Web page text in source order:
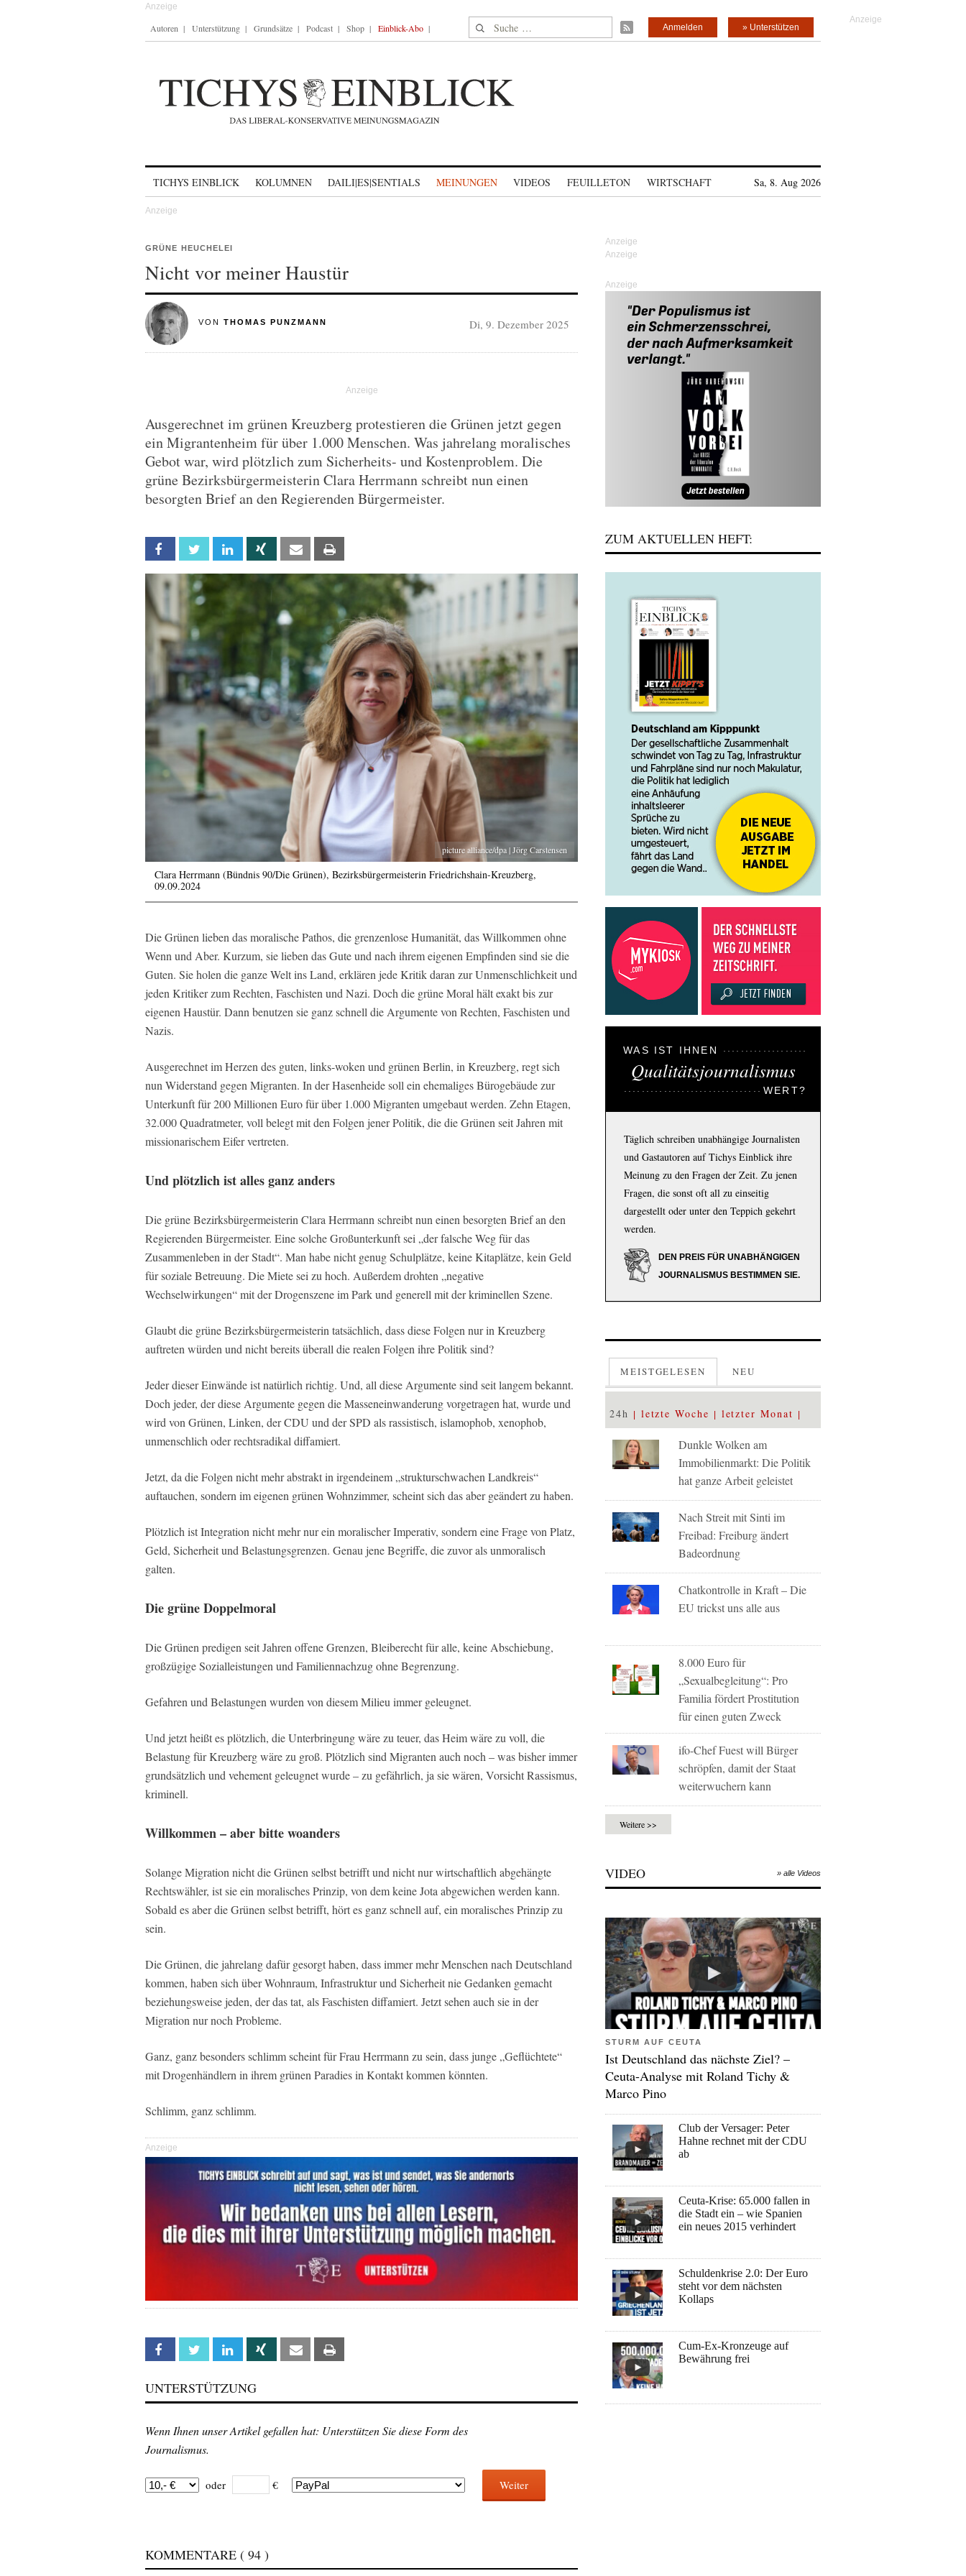
Autoren Unterstützung Grundsätze Podcast Shop Einblick-Abo Suche nach: » Unterstützen
Anmelden
TICHYS EINBLICK KOLUMNEN DAILI|ES|SENTIALS MEINUNGEN VIDEOS FEUILLETON WIRTSCHAFT Sa, 8. Aug 2026
GRÜNE HEUCHELEI
Nicht vor meiner Haustür
VON THOMAS PUNZMANN Di, 9. Dezember 2025
Ausgerechnet im grünen Kreuzberg protestieren die Grünen jetzt gegen
ein Migrantenheim für über 1.000 Menschen. Was jahrelang moralisches
Gebot war, wird plötzlich zum Sicherheits- und Kostenproblem. Die
grüne Bezirksbürgermeisterin Clara Herrmann schreibt nun einen
besorgten Brief an den Regierenden Bürgermeister.
Facebook Twitter Linkedin Xing Email
picture alliance/dpa | Jörg Carstensen
Clara Herrmann (Bündnis 90/Die Grünen), Bezirksbürgermeisterin Friedrichshain-Kreuzberg,
09.09.2024
Die Grünen lieben das moralische Pathos, die grenzenlose Humanität, das Willkommen ohne
Wenn und Aber. Kurzum, sie lieben das Gute und nach ihrem eigenen Empfinden sind sie die
Guten. Sie holen die ganze Welt ins Land, erklären jede Kritik daran zur Unmenschlichkeit und
jeden Kritiker zum Rechten, Faschisten und Nazi. Doch die grüne Moral hält exakt bis zur
eigenen Haustür. Dann benutzen sie ganz schnell die Argumente von Rechten, Faschisten und
Nazis.
Ausgerechnet im Herzen des guten, links-woken und grünen Berlin, in Kreuzberg, regt sich
nun Widerstand gegen Migranten. In der Hasenheide soll ein ehemaliges Bürogebäude zur
Unterkunft für 200 Millionen Euro für über 1.000 Migranten umgebaut werden. Zehn Etagen,
32.000 Quadratmeter, voll belegt mit den Folgen jener Politik, die die Grünen seit Jahren mit
missionarischem Eifer vertreten.
Und plötzlich ist alles ganz anders
Die grüne Bezirksbürgermeisterin Clara Herrmann schreibt nun einen besorgten Brief an den
Regierenden Bürgermeister. Eine solche Großunterkunft sei „der falsche Weg für das
Zusammenleben in der Stadt“. Man habe nicht genug Schulplätze, keine Kitaplätze, kein Geld
für soziale Betreuung. Die Miete sei zu hoch. Außerdem drohten „negative
Wechselwirkungen“ mit der Drogenszene im Park und generell mit der kriminellen Szene.
Glaubt die grüne Bezirksbürgermeisterin tatsächlich, dass diese Folgen nur in Kreuzberg
auftreten würden und nicht bereits überall die realen Folgen ihre Politik sind?
Jeder dieser Einwände ist natürlich richtig. Und, all diese Argumente sind seit langem bekannt.
Doch jeder, der diese Argumente gegen die Masseneinwanderung vorgetragen hat, wurde und
wird von Grünen, Linken, der CDU und der SPD als rassistisch, islamophob, xenophob,
unmenschlich oder rechtsradikal diffamiert.
Jetzt, da die Folgen nicht mehr abstrakt in irgendeinem „strukturschwachen Landkreis“
auftauchen, sondern im eigenen grünen Wohnzimmer, scheint sich das aber geändert zu haben.
Plötzlich ist Integration nicht mehr nur ein moralischer Imperativ, sondern eine Frage von Platz,
Geld, Sicherheit und Belastungsgrenzen. Genau jene Begriffe, die zuvor als unmoralisch
galten.
Die grüne Doppelmoral
Die Grünen predigen seit Jahren offene Grenzen, Bleiberecht für alle, keine Abschiebung,
großzügige Sozialleistungen und Familiennachzug ohne Begrenzung.
Gefahren und Belastungen wurden von diesem Milieu immer geleugnet.
Und jetzt heißt es plötzlich, die Unterbringung wäre zu teuer, das Heim wäre zu voll, die
Belastung für Kreuzberg wäre zu groß. Plötzlich sind Migranten auch noch – was bisher immer
grundsätzlich und vehement geleugnet wurde – zu gefährlich, ja sie wären, Vorsicht Rassismus,
kriminell.
Willkommen – aber bitte woanders
Solange Migration nicht die Grünen selbst betrifft und nicht nur wirtschaftlich abgehängte
Rechtswähler, ist sie ein moralisches Prinzip, von dem keine Jota abgewichen werden kann.
Sobald es aber die Grünen selbst betrifft, hört es ganz schnell auf, ein moralisches Prinzip zu
sein.
Die Grünen, die jahrelang dafür gesorgt haben, dass immer mehr Menschen nach Deutschland
kommen, haben sich über Wohnraum, Infrastruktur und Sicherheit nie Gedanken gemacht
beziehungsweise jeden, der das tat, als Faschisten diffamiert. Jetzt sehen auch sie in der
Migration nur noch Probleme.
Ganz, ganz besonders schlimm scheint für Frau Herrmann zu sein, dass junge „Geflüchtete“
mit Drogenhändlern in ihrem grünen Paradies in Kontakt kommen könnten.
Schlimm, ganz schlimm.
Anzeige
Facebook Twitter Linkedin Xing Email
UNTERSTÜTZUNG
Wenn Ihnen unser Artikel gefallen hat: Unterstützen Sie diese Form des
Journalismus.
oder € Weiter
KOMMENTARE ( 94 )
Anzeige
ZUM AKTUELLEN HEFT:
WAS IST IHNEN
Qualitätsjournalismus
WERT?
Täglich schreiben unabhängige Journalisten
und Gastautoren auf Tichys Einblick ihre
Meinung zu den Fragen der Zeit. Zu jenen
Fragen, die sonst oft all zu einseitig
dargestellt oder unter den Teppich gekehrt
werden.
DEN PREIS FÜR UNABHÄNGIGEN
JOURNALISMUS BESTIMMEN SIE.
MEISTGELESEN NEU
24h letzte Woche letzter Monat
Dunkle Wolken am
Immobilienmarkt: Die Politik
hat ganze Arbeit geleistet
Nach Streit mit Sinti im
Freibad: Freiburg ändert
Badeordnung
Chatkontrolle in Kraft – Die
EU trickst uns alle aus
8.000 Euro für
„Sexualbegleitung“: Pro
Familia fördert Prostitution
für einen guten Zweck
ifo-Chef Fuest will Bürger
schröpfen, damit der Staat
weiterwuchern kann
Weitere >>
VIDEO » alle Videos
STURM AUF CEUTA
Ist Deutschland das nächste Ziel? –
Ceuta-Analyse mit Roland Tichy &
Marco Pino
Club der Versager: Peter
Hahne rechnet mit der CDU
ab
Ceuta-Krise: 65.000 fallen in
die Stadt ein – wie Spanien
ein neues 2015 verhindert
Schuldenkrise 2.0: Der Euro
steht vor dem nächsten
Kollaps
Cum-Ex-Kronzeuge auf
Bewährung frei